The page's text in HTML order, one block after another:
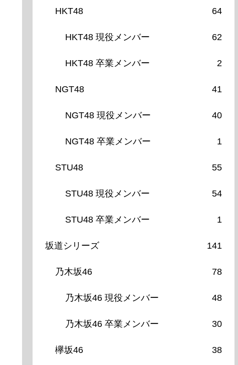
HKT48 64
HKT48 現役メンバー 62
HKT48 卒業メンバー 2
NGT48 41
NGT48 現役メンバー 40
NGT48 卒業メンバー 1
STU48 55
STU48 現役メンバー 54
STU48 卒業メンバー 1
坂道シリーズ 141
乃木坂46 78
乃木坂46 現役メンバー 48
乃木坂46 卒業メンバー 30
欅坂46 38